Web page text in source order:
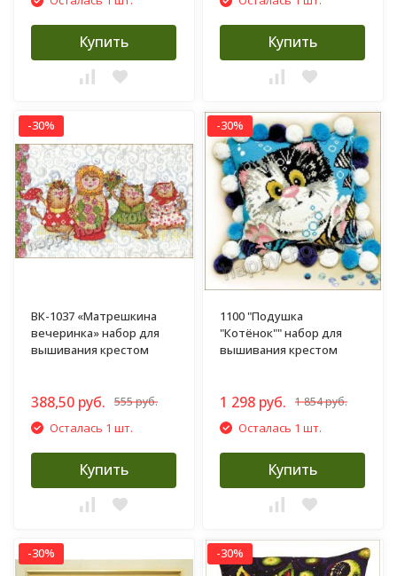
Купить Купить
-30%
ВК-1037 «Матрешкина
вечеринка» набор для
вышивания крестом
388,50 руб. 555 руб.
Осталась 1 шт.
Купить
-30%
1100 "Подушка
"Котёнок"" набор для
вышивания крестом
1 298 руб. 1 854 руб.
Осталась 1 шт.
Купить
-30% -30%